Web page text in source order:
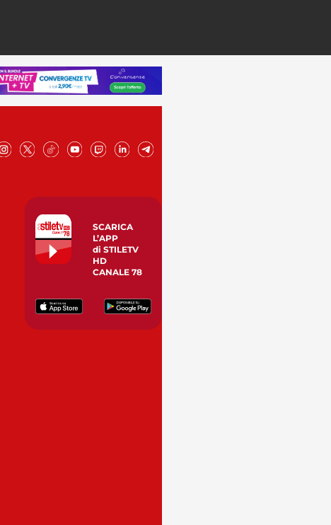
SCARICA
L’APP
di STILETV
HD
CANALE 78